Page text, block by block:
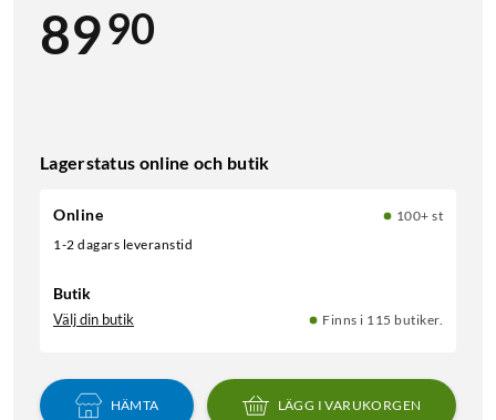
8990
Lagerstatus online och butik
Online
100+ st
1-2 dagars leveranstid
Butik
Välj din butik Finns i 115 butiker.
HÄMTA LÄGG I VARUKORGEN